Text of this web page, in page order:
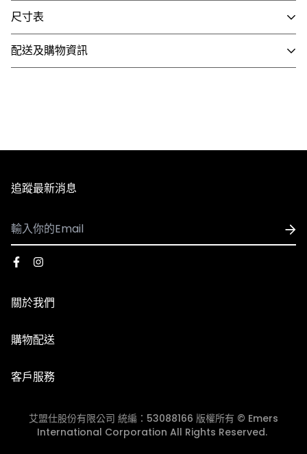
尺寸表
※因官網與實體門市同步銷售，若遇到商品缺貨、客訂等情
到商品出貨之EMAIL通知為準。
※由於每台電腦、手機、3C用品之螢幕亮度、彩度等顯示
器設定不同，因此多少會造成顏色落差，請以實際收到的商
品顏色為主。
配送及購物資訊
3. 全館商品皆享有七天無條件退換貨，除私人貼身用品外
- 國際配送
1. 可配送國家：香港、澳門
2. 使用順豐速運執行配送服務，運費皆採用順豐到付，收
3. 因國際運費金額高且手續繁複，海外購物一律不受理退
【退貨說明】
時間起算7天)。
關於我們
購物配送
客戶服務
會員中心
追蹤最新消息
艾盟仕股份有限公司 統編：53088166 版權所有 © Emers
International Corporation All Rights Reserved.